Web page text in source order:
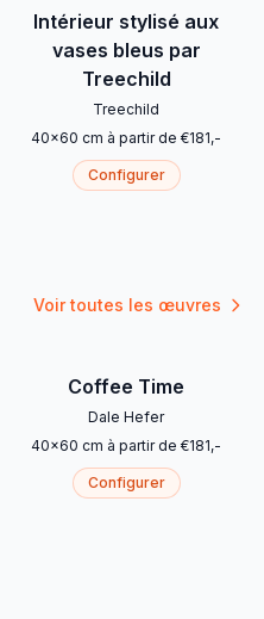
Intérieur stylisé aux
vases bleus par
Treechild
Treechild
40x60 cm à partir de €181,-
Configurer
Voir toutes les œuvres
Coffee Time
Dale Hefer
40x60 cm à partir de €181,-
Configurer